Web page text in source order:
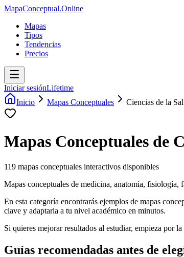
MapaConceptual.Online
Mapas
Tipos
Tendencias
Precios
Iniciar sesiónLifetime
Inicio
Mapas Conceptuales Ciencias de la
Mapas Conceptuales de
119 mapas conceptuales interactivos disponibles
Mapas conceptuales de medicina, anatomía, fisiología,
En esta categoría encontrarás ejemplos de mapas
clave y adaptarla a tu nivel académico en minutos.
Si quieres mejorar resultados al estudiar, empieza por la
Guías recomendadas antes de